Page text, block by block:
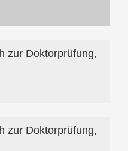
zur Doktorprüfung,
zur Doktorprüfung,